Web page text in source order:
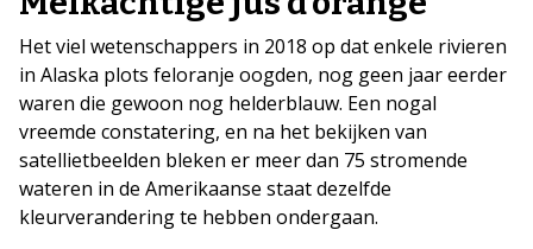
Het viel wetenschappers in 2018 op dat enkele rivieren
in Alaska plots feloranje oogden, nog geen jaar eerder
waren die gewoon nog helderblauw. Een nogal
vreemde constatering, en na het bekijken van
satellietbeelden bleken er meer dan 75 stromende
wateren in de Amerikaanse staat dezelfde
kleurverandering te hebben ondergaan.